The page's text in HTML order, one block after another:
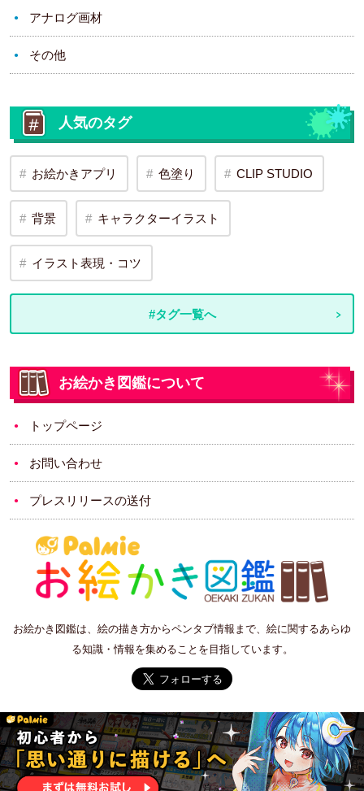
アナログ画材
その他
人気のタグ
お絵かきアプリ 色塗り CLIP STUDIO
背景 キャラクターイラスト
イラスト表現・コツ
#タグ一覧へ
お絵かき図鑑について
トップページ
お問い合わせ
プレスリリースの送付
お絵かき図鑑は、絵の描き方からペンタブ情報まで、絵に関するあらゆ
る知識・情報を集めることを目指しています。